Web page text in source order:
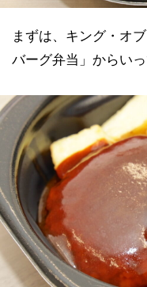
まずは、キング・オ
バーグ弁当」からいっ